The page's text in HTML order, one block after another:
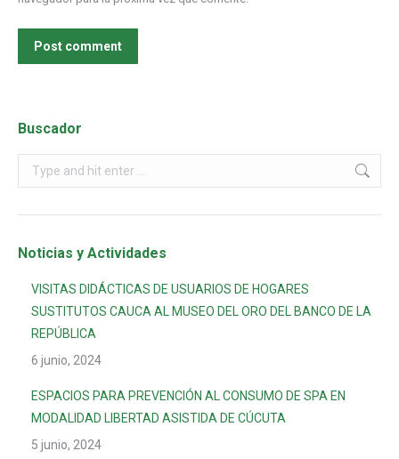
Post comment
Buscador
Noticias y Actividades
VISITAS DIDÁCTICAS DE USUARIOS DE HOGARES
SUSTITUTOS CAUCA AL MUSEO DEL ORO DEL BANCO DE LA
REPÚBLICA
6 junio, 2024
ESPACIOS PARA PREVENCIÓN AL CONSUMO DE SPA EN
MODALIDAD LIBERTAD ASISTIDA DE CÚCUTA
5 junio, 2024